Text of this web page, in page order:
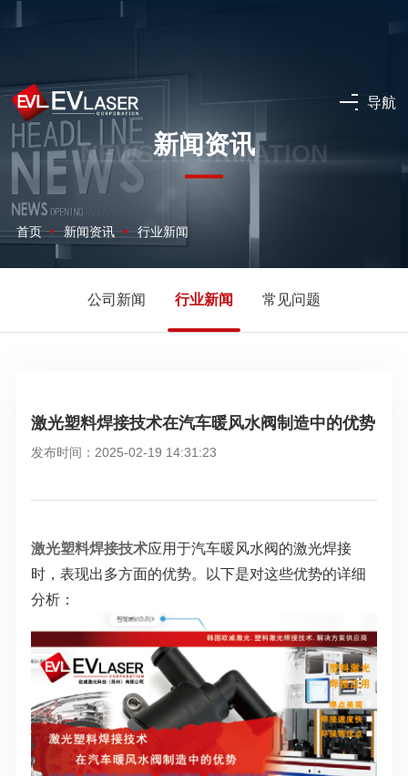
导航
新闻资讯
NEWS NFORMATION
首页 新闻资讯 行业新闻
公司新闻 行业新闻 常见问题
激光塑料焊接技术在汽车暖风水阀制造中的优势
发布时间：2025-02-19 14:31:23
激光塑料焊接技术应用于汽车暖风水阀的激光焊接
时，表现出多方面的优势。以下是对这些优势的详细
分析：